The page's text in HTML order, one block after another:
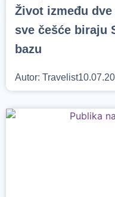
Život između
sve češće biraju
bazu
Autor: Travelist